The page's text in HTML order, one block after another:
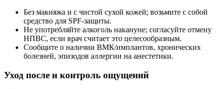
Без макияжа и с чистой сухой кожей; возьмите с собой
средство для SPF‑защиты.
Не употребляйте алкоголь накануне; согласуйте отмену
НПВС, если врач считает это целесообразным.
Сообщите о наличии ВМК/имплантов, хронических
болезней, эпизодов аллергии на анестетики.
Уход после и контроль ощущений